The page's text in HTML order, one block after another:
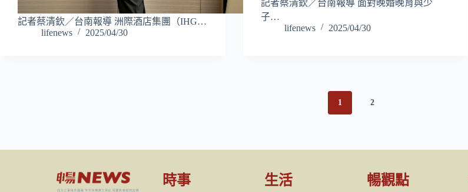
記者蔡清欽／台南報導 洲際酒店集團（IHG…
lifenews
2025/04/30
記者蔡清欽／台南報導 面對晚婚晚育與少
子…
lifenews
2025/04/30
1 2
時事 生活 暢觀點